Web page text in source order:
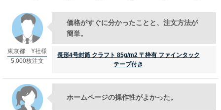
無料サンプル請求について
長形3号封筒の特徴
角形2号封筒の特徴
ご注文について
ご注文の流れ
東京都 Y社様
5,000枚注文
価格がすぐに分かったことと、注文方法が
簡単。
長形4号封筒 クラフト 85g/m2 〒枠有 ファインタック
テープ付き
ホームページの操作性がよかった。